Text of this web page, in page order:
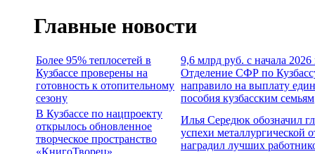
Главные новости
Более 95% теплосетей в
Кузбассе проверены на
готовность к отопительному
сезону
9,6 млрд руб. с начала 2026
Отделение СФР по
направило на выплату
пособия кузбасским семьям
В Кузбассе по нацпроекту
открылось обновленное
творческое пространство
«КнигоТворец»
Илья Середюк обозначил
успехи металлургической
наградил лучших